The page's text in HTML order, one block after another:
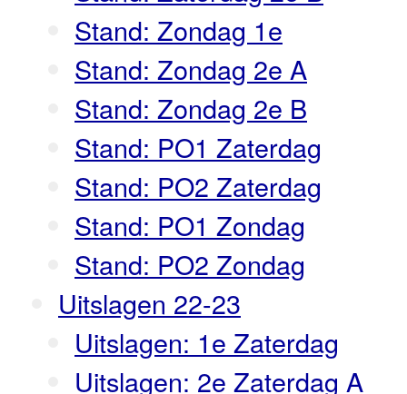
Stand: Zondag 1e
Stand: Zondag 2e A
Stand: Zondag 2e B
Stand: PO1 Zaterdag
Stand: PO2 Zaterdag
Stand: PO1 Zondag
Stand: PO2 Zondag
Uitslagen 22-23
Uitslagen: 1e Zaterdag
Uitslagen: 2e Zaterdag A